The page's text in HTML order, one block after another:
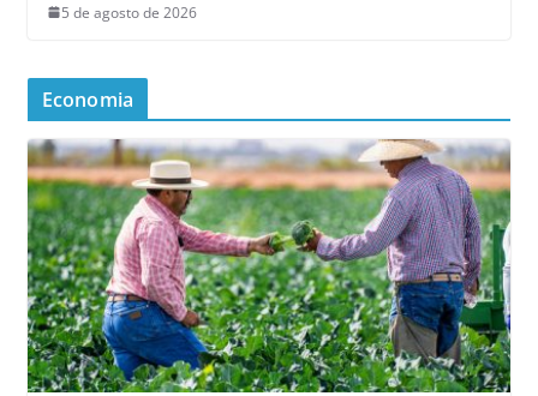
5 de agosto de 2026
Economia